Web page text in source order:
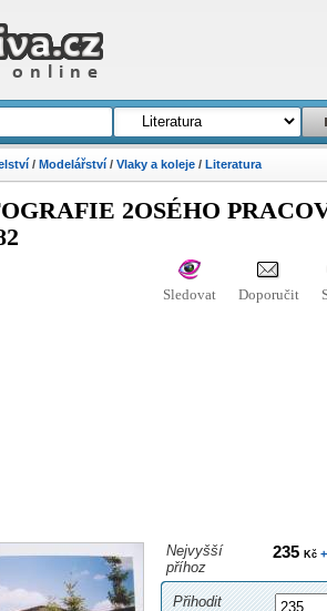
/ Modelářství/ Vlaky a koleje/ Literatura
2OSÉHO
Sledovat Doporučit
Nejvyšší
příhoz
235 Kč+
Přihodit